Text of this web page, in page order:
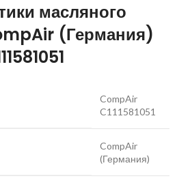
масляного
(Германия)
CompAir
C111581051
CompAir
(Германия)